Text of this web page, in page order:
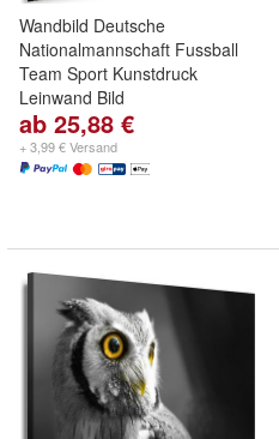
Wandbild Deutsche
Nationalmannschaft Fussball
Team Sport Kunstdruck
Leinwand Bild
ab 25,88 €
+ 3,99 € Versand